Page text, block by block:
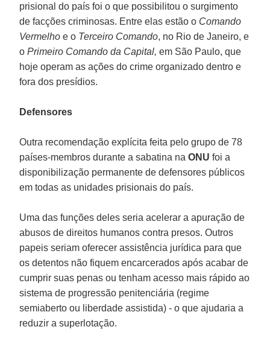
prisional do país foi o que possibilitou o surgimento
de facções criminosas. Entre elas estão o Comando
Vermelho e o Terceiro Comando, no Rio de Janeiro, e
oPrimeiro Comando da Capital, em São Paulo, que
hoje operam as ações do crime organizado dentro e
fora dos presídios.
Defensores
Outra recomendação explícita feita pelo grupo de 78
países-membros durante a sabatina naONUfoi a
disponibilização permanente de defensores públicos
em todas as unidades prisionais do país.
Uma das funções deles seria acelerar a apuração de
abusos de direitos humanos contra presos. Outros
papeis seriam oferecer assistência jurídica para que
os detentos não fiquem encarcerados após acabar de
cumprir suas penas ou tenham acesso mais rápido ao
sistema de progressão penitenciária (regime
semiaberto ou liberdade assistida) - o que ajudaria a
reduzir a superlotação.